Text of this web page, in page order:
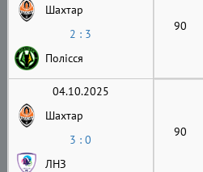
Шахтар
2 : 3
Полісся
90
04.10.2025
Шахтар
3 : 0
ЛНЗ
90